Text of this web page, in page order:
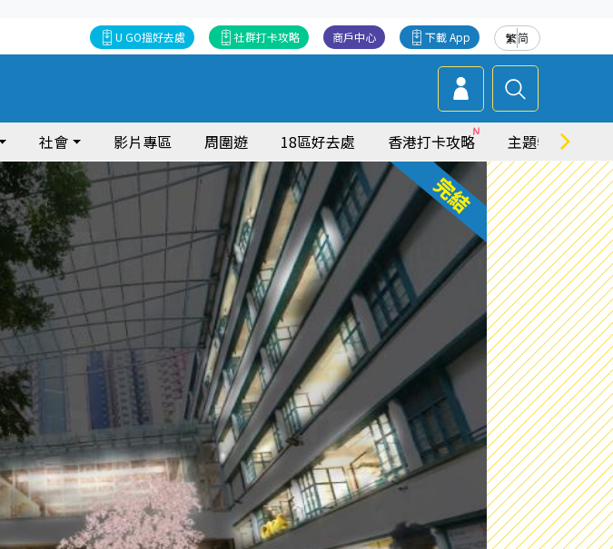
繁简
下載 App
商戶中心
社群打卡攻略
U GO搵好去處
社會 影片專區 周圍遊 18區好去處 香港打卡攻略 主題特集